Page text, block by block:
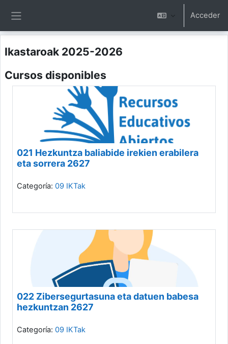
Acceder
Ikastaroak 2025-2026
Cursos disponibles
021 Hezkuntza baliabide irekien erabilera
eta sorrera 2627
Categoría: 09 IKTak
022 Zibersegurtasuna eta datuen babesa
hezkuntzan 2627
Categoría: 09 IKTak